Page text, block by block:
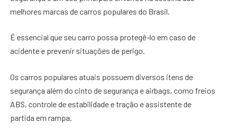
melhores marcas de carros populares do Brasil.
É essencial que seu carro possa protegê-lo em caso de
acidente e prevenir situações de perigo.
Os carros populares atuais possuem diversos itens de
segurança além do cinto de segurança e airbags, como freios
ABS, controle de estabilidade e tração e assistente de
partida em rampa.